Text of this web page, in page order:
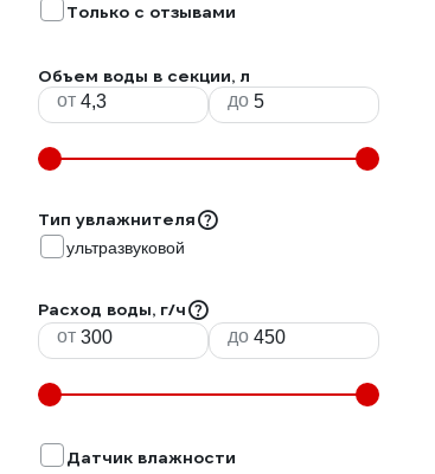
Только с отзывами
Объем воды в секции, л
от до
Тип увлажнителя
ультразвуковой
Расход воды, г/ч
от до
Датчик влажности